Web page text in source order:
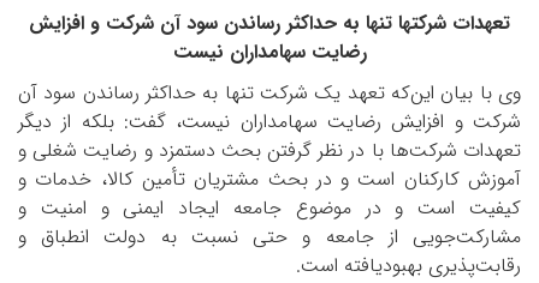
تعهدات شرکت­ها تنها به حداکثر رساندن سود آن شرکت و افزایش
رضایت سهامداران نیست
وی با بیان این‌که تعهد یک شرکت تنها به حداکثر رساندن سود آن
شرکت و افزایش رضایت سهامداران نیست، گفت: بلکه از دیگر
تعهدات شرکت‌ها با در نظر گرفتن بحث دستمزد و رضایت شغلی و
آموزش کارکنان است و در بحث مشتریان تأمین کالا، خدمات و
کیفیت است و در موضوع جامعه ایجاد ایمنی و امنیت و
مشارکت‌جویی از جامعه و حتی نسبت به دولت انطباق و
رقابت‌پذیری بهبودیافته است.